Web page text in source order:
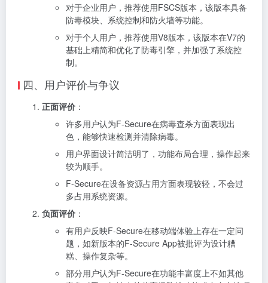
对于企业用户，推荐使用FSCS版本，该版本具备
防毒模块、系统控制和防火墙等功能。
对于个人用户，推荐使用V8版本，该版本在V7的
基础上精简和优化了防毒引擎，并加强了系统控
制。
四、用户评价与争议
正面评价 ：
许多用户认为F-Secure在病毒查杀方面表现出
色，能够快速检测并清除病毒。
用户界面设计简洁明了，功能布局合理，操作起来
较为顺手。
F-Secure在设备资源占用方面表现较轻，不会过
多占用系统资源。
负面评价 ：
有用户反映F-Secure在移动端体验上存在一定问
题，如新版本的F-Secure App被批评为设计糟
糕、操作复杂等。
部分用户认为F-Secure在功能丰富度上不如其他